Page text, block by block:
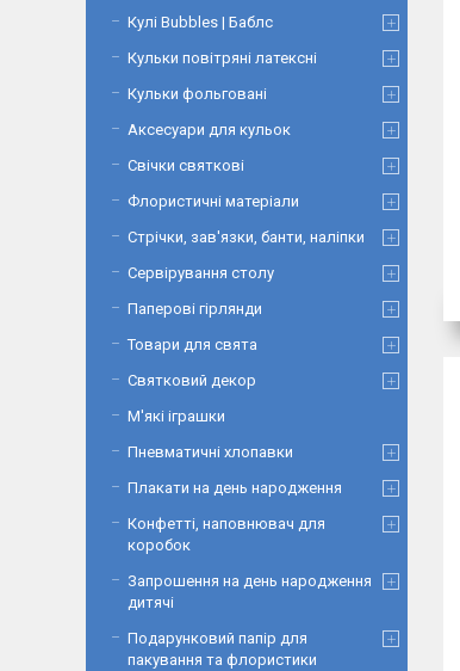
Кулі Bubbles | Баблс
Кульки повітряні латексні
Кульки фольговані
Аксесуари для кульок
Свічки святкові
Флористичні матеріали
Стрічки, зав'язки, банти, наліпки
Сервірування столу
Паперові гірлянди
Товари для свята
Святковий декор
М'які іграшки
Пневматичні хлопавки
Плакати на день народження
Конфетті, наповнювач для
коробок
Запрошення на день народження
дитячі
Подарунковий папір для
пакування та флористики